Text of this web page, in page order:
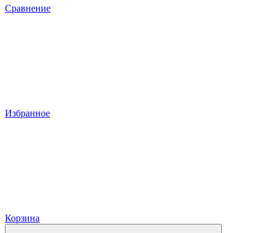
Сравнение
Избранное
Корзина